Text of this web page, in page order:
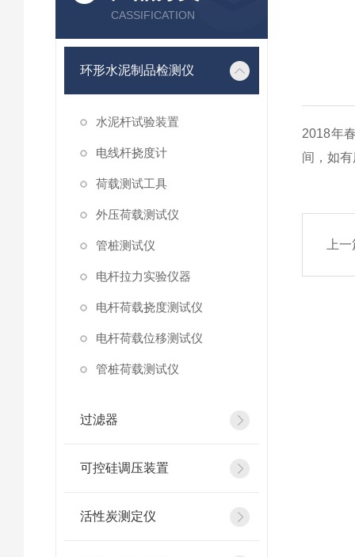
CASSIFICATION
环形水泥制品检测仪
水泥杆试验装置
电线杆挠度计
荷载测试工具
外压荷载测试仪
管桩测试仪
电杆拉力实验仪器
电杆荷载挠度测试仪
电杆荷载位移测试仪
管桩荷载测试仪
过滤器
可控硅调压装置
活性炭测定仪
2018年
间，如
上